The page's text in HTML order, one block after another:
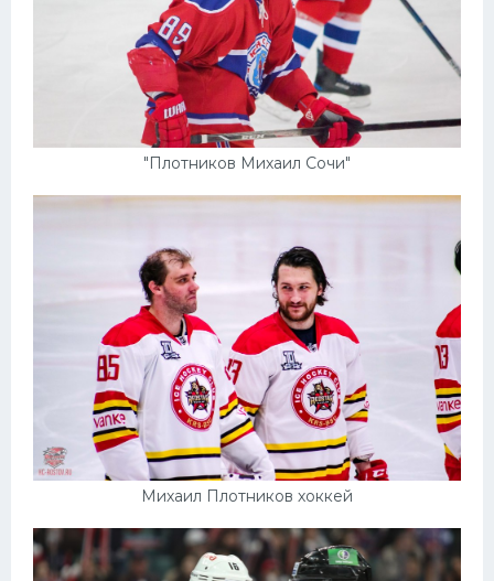
"Плотников Михаил Сочи"
Михаил Плотников хоккей